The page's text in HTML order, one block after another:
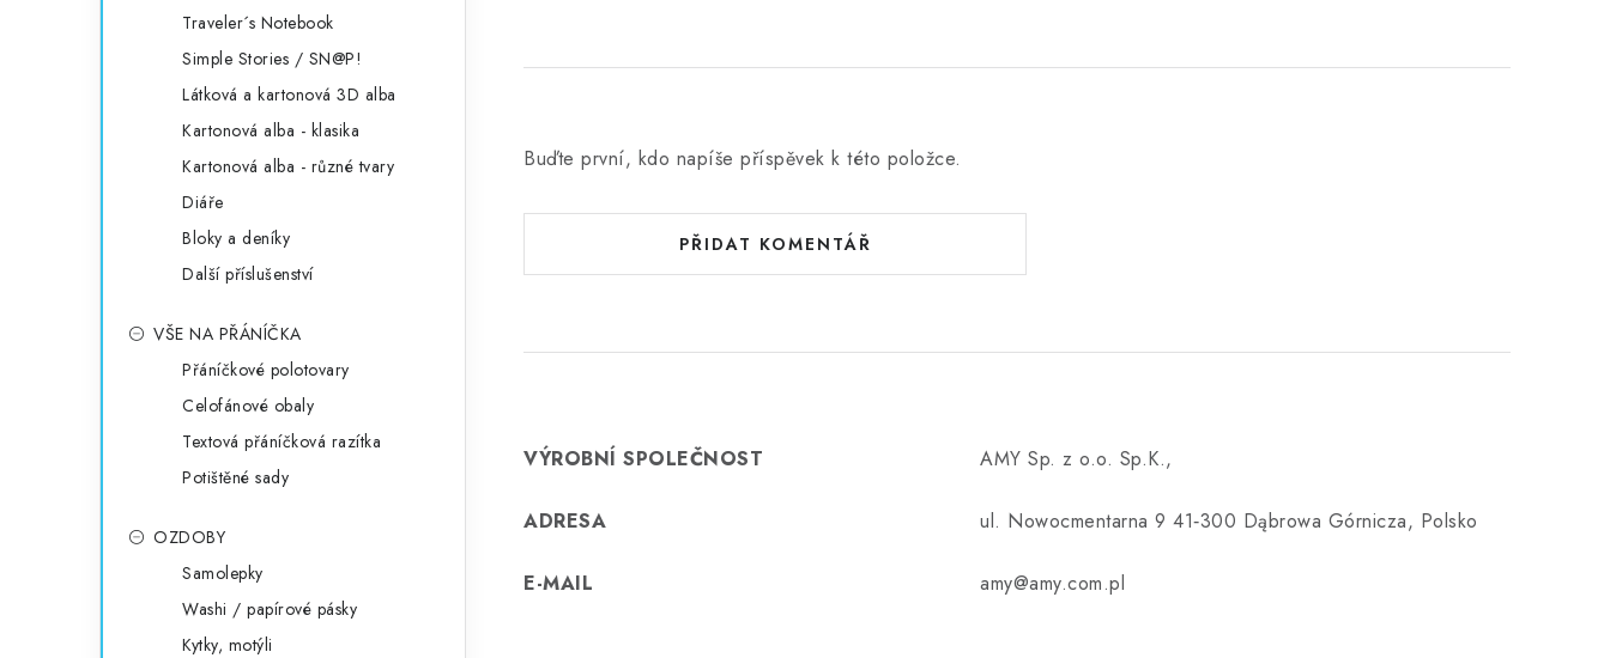
Traveler´s Notebook
Simple Stories / SN@P!
Látková a kartonová 3D alba
Kartonová alba - klasika
Kartonová alba - různé tvary
Diáře
Bloky a deníky
Další příslušenství
VŠE NA PŘÁNÍČKA
Přáníčkové polotovary
Celofánové obaly
Textová přáníčková razítka
Potištěné sady
OZDOBY
Samolepky
Washi / papírové pásky
Kytky, motýli
Buďte první, kdo napíše příspěvek k této položce.
PŘIDAT KOMENTÁŘ
VÝROBNÍ SPOLEČNOST AMY Sp. z o.o. Sp.K.,
ADRESA ul. Nowocmentarna 9 41‑300 Dąbrowa Górnicza, Polsko
E-MAIL amy@amy.com.pl